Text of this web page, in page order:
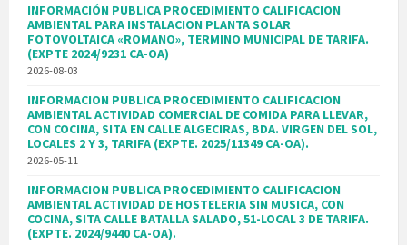
INFORMACIÓN PUBLICA PROCEDIMIENTO CALIFICACION
AMBIENTAL PARA INSTALACION PLANTA SOLAR
FOTOVOLTAICA «ROMANO», TERMINO MUNICIPAL DE TARIFA.
(EXPTE 2024/9231 CA-OA)
2026-08-03
INFORMACION PUBLICA PROCEDIMIENTO CALIFICACION
AMBIENTAL ACTIVIDAD COMERCIAL DE COMIDA PARA LLEVAR,
CON COCINA, SITA EN CALLE ALGECIRAS, BDA. VIRGEN DEL SOL,
LOCALES 2 Y 3, TARIFA (EXPTE. 2025/11349 CA-OA).
2026-05-11
INFORMACION PUBLICA PROCEDIMIENTO CALIFICACION
AMBIENTAL ACTIVIDAD DE HOSTELERIA SIN MUSICA, CON
COCINA, SITA CALLE BATALLA SALADO, 51-LOCAL 3 DE TARIFA.
(EXPTE. 2024/9440 CA-OA).